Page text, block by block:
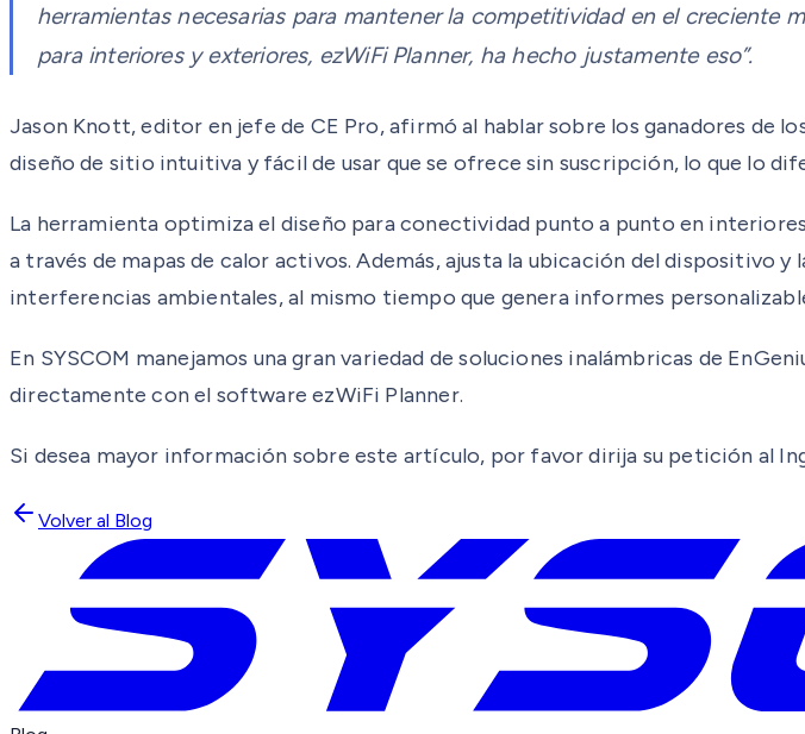
herramientas necesarias para mantener la competitividad en el creciente
para interiores y exteriores, ezWiFi Planner, ha hecho justamente eso”.
Jason Knott, editor en jefe de CE Pro, afirmó al hablar sobre los ganadores de
diseño de sitio intuitiva y fácil de usar que se ofrece sin suscripción, lo que lo
La herramienta optimiza el diseño para conectividad punto a punto en
a través de mapas de calor activos. Además, ajusta la ubicación del dispositivo
interferencias ambientales, al mismo tiempo que genera informes
En SYSCOM manejamos una gran variedad de soluciones inalámbricas de
directamente con el software ezWiFi Planner.
Si desea mayor información sobre este artículo, por favor dirija su petición al
Volver al Blog